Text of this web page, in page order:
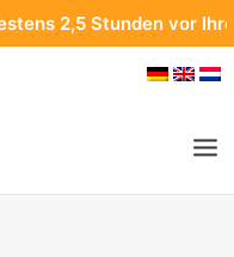
2,5 Stunden vor Ihrem